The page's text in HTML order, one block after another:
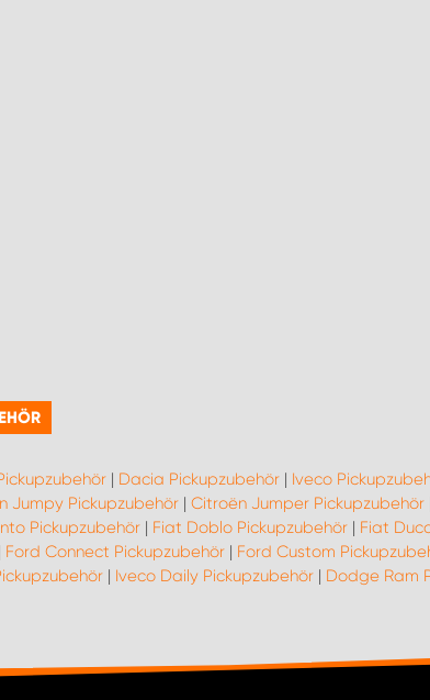
| Dacia Pickupzubehör| Iveco
Jumpy Pickupzubehör| Citroën Jumper Pickupzubehör|
Pickupzubehör | Fiat Doblo Pickupzubehör | Fiat
Ford Connect Pickupzubehör| Ford Custom
| Iveco Daily Pickupzubehör| Dodge Ram